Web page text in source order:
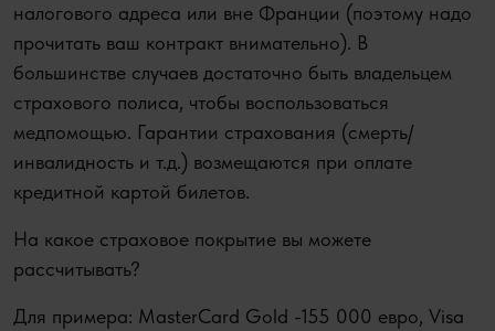
налогового адреса или вне Франции (поэтому надо
прочитать ваш контракт внимательно). В
большинстве случаев достаточно быть владельцем
страхового полиса, чтобы воспользоваться
медпомощью. Гарантии страхования (смерть/
инвалидность и т.д.) возмещаются при оплате
кредитной картой билетов.
На какое страховое покрытие вы можете
рассчитывать?
Для примера: MasterCard Gold -155 000 евро, Visa